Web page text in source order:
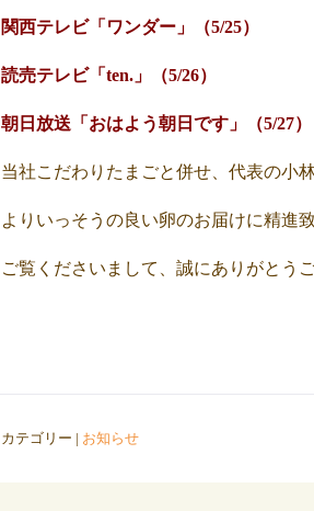
関西テレビ「ワンダー」（5/25）
読売テレビ「ten.」（5/26）
朝日放送「おはよう朝日です」（5/27）
当社こだわりたまごと併せ、代表の小
よりいっそうの良い卵のお届けに精進致
ご覧くださいまして、誠にありがとう
カテゴリー | お知らせ